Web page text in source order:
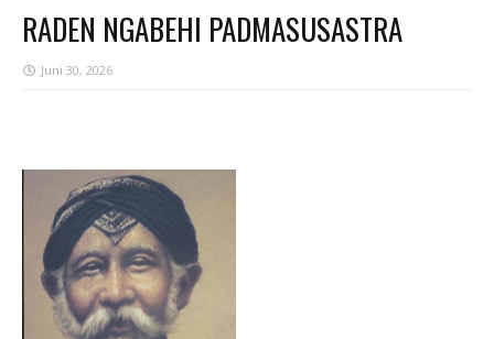
RADEN NGABEHI PADMASUSASTRA
Juni 30, 2026